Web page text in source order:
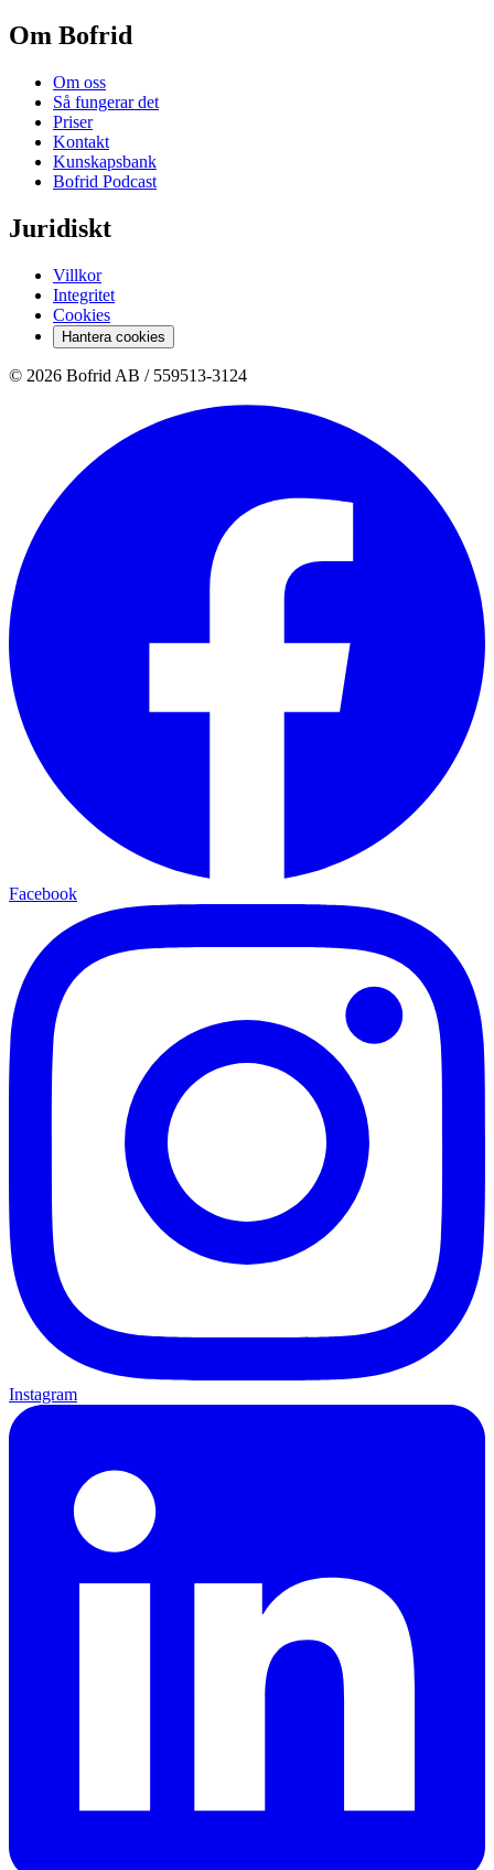
Om Bofrid
Om oss
Så fungerar det
Priser
Kontakt
Kunskapsbank
Bofrid Podcast
Juridiskt
Villkor
Integritet
Cookies
Hantera cookies
© 2026 Bofrid AB / 559513-3124
Facebook
Instagram